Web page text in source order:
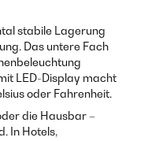
stabile Lagerung
Das untere Fach
LED-Display macht
oder Fahrenheit.
die Hausbar –
In Hotels,